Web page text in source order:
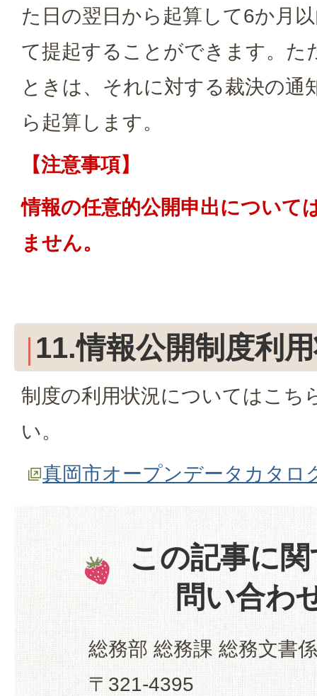
た日の翌日から起算して6か月
て提起することができます。た
ときは、それに対する裁決の通
ら起算します。
【注意事項】
情報の任意的公開申出について
ません。
11.情報公開制度利
制度の利用状況についてはこち
い。
真岡市オープンデータカタロ
この記事に
問い合わ
総務部 総務課 総務文書係
〒321-4395